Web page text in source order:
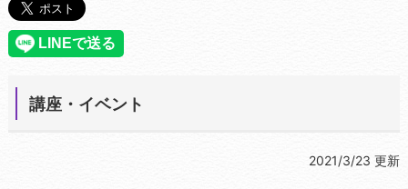
講座・イベント
2021/3/23 更新